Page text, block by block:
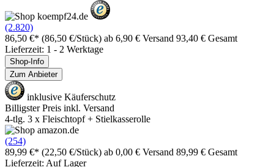
(2.820)
86,50 €* (86,50 €/Stück) ab 6,90 € Versand 93,40 € Gesamt
Lieferzeit: 1 - 2 Werktage
Shop-Info
Zum Anbieter
inklusive Käuferschutz
Billigster Preis inkl. Versand
4-tlg. 3 x Fleischtopf + Stielkasserolle
(254)
89,99 €* (22,50 €/Stück) ab 0,00 € Versand 89,99 € Gesamt
Lieferzeit: Auf Lager